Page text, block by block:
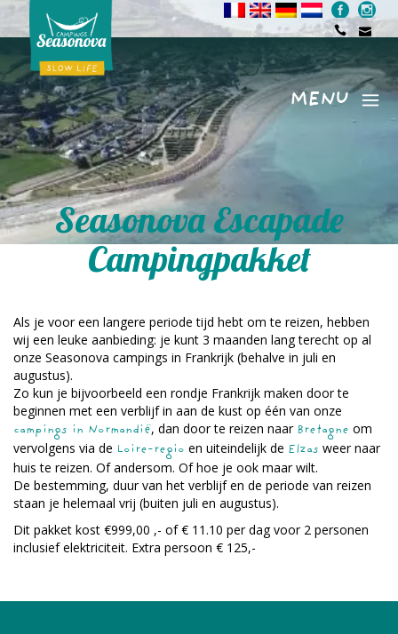
Menu
MENU
Seasonova Escapade
Campingpakket
Als je voor een langere periode tijd hebt om te reizen, hebben
wij een leuke aanbieding: je kunt 3 maanden lang terecht op al
onze Seasonova campings in Frankrijk (behalve in juli en
augustus).
Zo kun je bijvoorbeeld een rondje Frankrijk maken door te
beginnen met een verblijf in aan de kust op één van onze
campings in Normandië, dan door te reizen naar Bretagne om
vervolgens via de Loire-regio en uiteindelijk de Elzas weer naar
huis te reizen. Of andersom. Of hoe je ook maar wilt.
De bestemming, duur van het verblijf en de periode van reizen
staan je helemaal vrij (buiten juli en augustus).
Dit pakket kost €999,00 ,- of € 11.10 per dag voor 2 personen
inclusief elektriciteit. Extra persoon € 125,-